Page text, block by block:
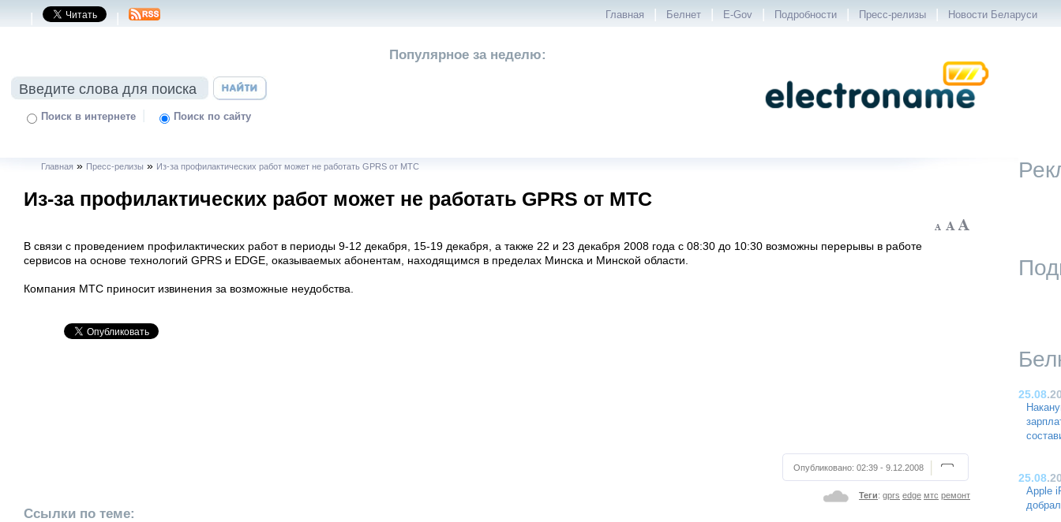
| | Главная | Белнет | E-Gov | Подробности | Пресс-релизы | Новости Беларуси
Поиск в интернете | Поиск по сайту
Популярное за неделю:
Главная » Пресс-релизы » Из-за профилактических работ может не работать GPRS от МТС
Из-за профилактических работ может не работать GPRS от МТС
В связи с проведением профилактических работ в периоды 9-12 декабря, 15-19 декабря, а также 22 и 23 декабря 2008 года с 08:30 до 10:30 возможны перерывы в работе
сервисов на основе технологий GPRS и EDGE, оказываемых абонентам, находящимся в пределах Минска и Минской области.
Компания МТС приносит извинения за возможные неудобства.
Опубликовано: 02:39 - 9.12.2008
Теги: gprs edge мтс ремонт
Ссылки по теме:
25.08
25.08
Apple